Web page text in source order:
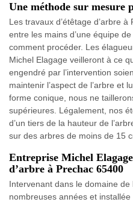
Une méthode sur mesure
Les travaux d’étêtage d’arbre
entre les mains d’une équipe
comment procéder. Les
Michel Elagage veilleront à ce
engendré par l’intervention
maintenir l’aspect de l’arbre et
forme conique, nous ne
supérieures. Légalement, nos
d’un tiers de la hauteur de
sur des arbres de moins de 15
Entreprise Michel
d’arbre à Prechac 65400
Intervenant dans le domaine de
nombreuses années et